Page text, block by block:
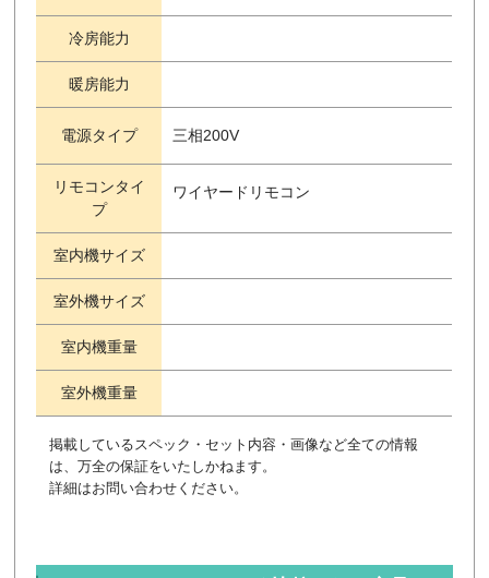
冷房能力
暖房能力
電源タイプ 三相200V
リモコンタイ
プ
ワイヤードリモコン
室内機サイズ
室外機サイズ
室内機重量
室外機重量
掲載しているスペック・セット内容・画像など全ての情報
は、万全の保証をいたしかねます。
詳細はお問い合わせください。